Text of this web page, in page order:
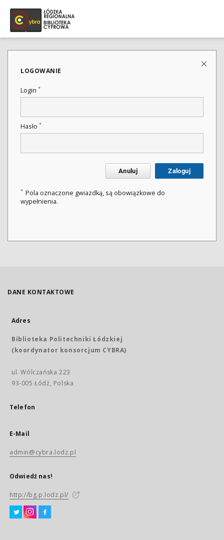
LOGOWANIE
Login *
Hasło *
Anuluj Zaloguj
* Pola oznaczone gwiazdką, są obowiązkowe do
wypełnienia.
DANE KONTAKTOWE
Adres
Biblioteka Politechniki Łódzkiej
(koordynator konsorcjum CYBRA)
ul. Wólczańska 223
93-005 Łódź, Polska
Telefon
E-Mail
admin@cybra.lodz.pl
Odwiedź nas!
http://bg.p.lodz.pl/